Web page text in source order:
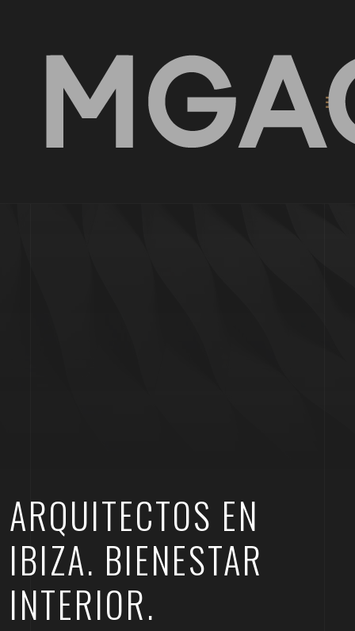
ARQUITECTOS EN
IBIZA. BIENESTAR
INTERIOR.